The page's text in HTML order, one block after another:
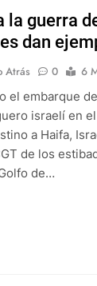
la guerra
dan
Atrás 0
6
el embarque
israelí en
a Haifa,
de los
de…